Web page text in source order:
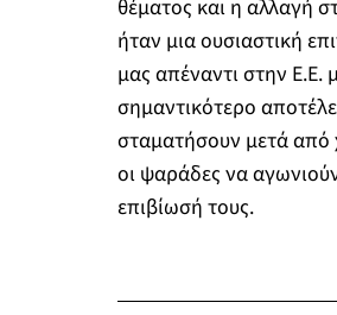
θέματος και η αλλαγή
ήταν μια ουσιαστική
μας απέναντι στην Ε.Ε.
σημαντικότερο
σταματήσουν μετά από
οι ψαράδες να
επιβίωσή τους.